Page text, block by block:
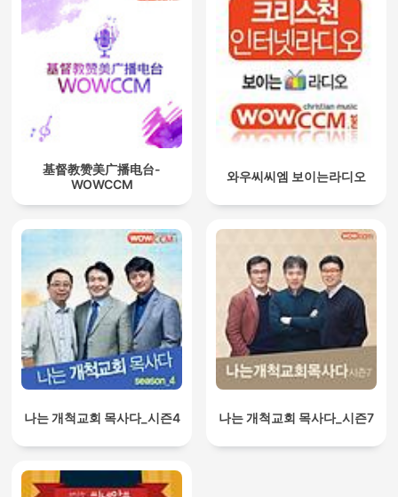
基督教赞美广播电台-
WOWCCM
와우씨씨엠 보이는라디오
나는 개척교회 목사다_시즌4 나는 개척교회 목사다_시즌7